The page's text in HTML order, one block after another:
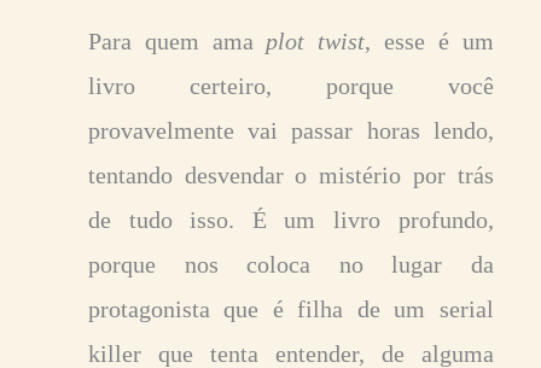
Para quem ama plot twist, esse é um
livro certeiro, porque você
provavelmente vai passar horas lendo,
tentando desvendar o mistério por trás
de tudo isso. É um livro profundo,
porque nos coloca no lugar da
protagonista que é filha de um serial
killer que tenta entender, de alguma